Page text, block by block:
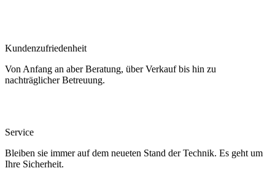
Kundenzufriedenheit
Von Anfang an aber Beratung, über Verkauf bis hin zu
nachträglicher Betreuung.
Service
Bleiben sie immer auf dem neueten Stand der Technik. Es geht um
Ihre Sicherheit.